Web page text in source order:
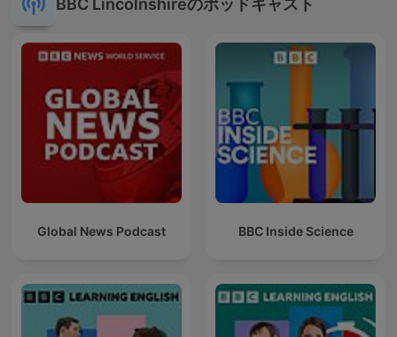
Global News Podcast BBC Inside Science